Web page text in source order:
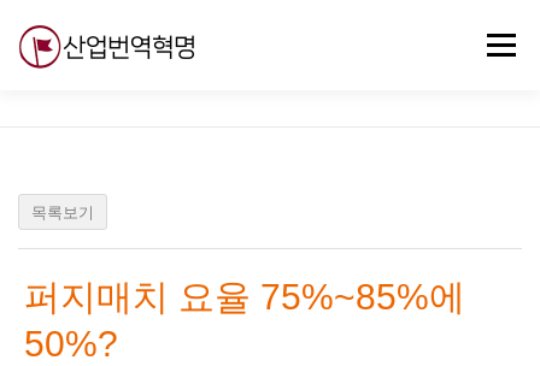
메뉴
목록보기
퍼지매치 요율 75%~85%에
50%?